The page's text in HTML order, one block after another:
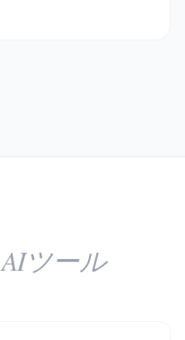
AIツール